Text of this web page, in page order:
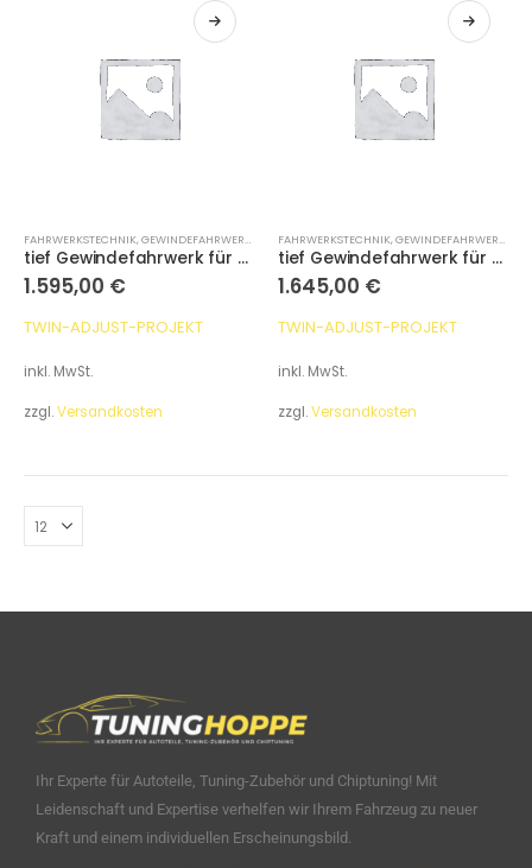
FAHRWERKSTECHNIK,GEWINDEFAHRWERKE
tief Gewindefahrwerk für VW T5, T6 ohne DCC
1.595,00 €
TWIN-ADJUST-PROJEKT
inkl. MwSt.
zzgl.Versandkosten
FAHRWERKSTECHNIK,GEWINDEFAHRWERKE
tief Gewindefahrwerk für VW T6.1 ohne DCC
1.645,00 €
TWIN-ADJUST-PROJEKT
inkl. MwSt.
zzgl.Versandkosten
Ihr Experte für Autoteile, Tuning-Zubehör und Chiptuning! Mit
Leidenschaft und Expertise verhelfen wir Ihrem Fahrzeug zu neuer
Kraft und einem individuellen Erscheinungsbild.